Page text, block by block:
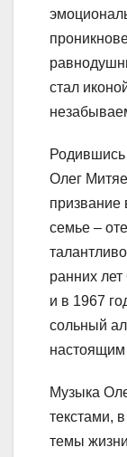
стал
Олег
призвание
семье –
ранних
и в 1967
сольный
настоящим
Музыка
текстами,
темы